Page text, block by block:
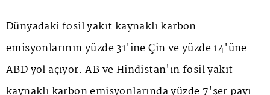
Dünyadaki fosil yakıt kaynaklı karbon
emisyonlarının yüzde 31'ine Çin ve yüzde 14'üne
ABD yol açıyor. AB ve Hindistan'ın fosil yakıt
kaynaklı karbon emisyonlarında yüzde 7'şer payı